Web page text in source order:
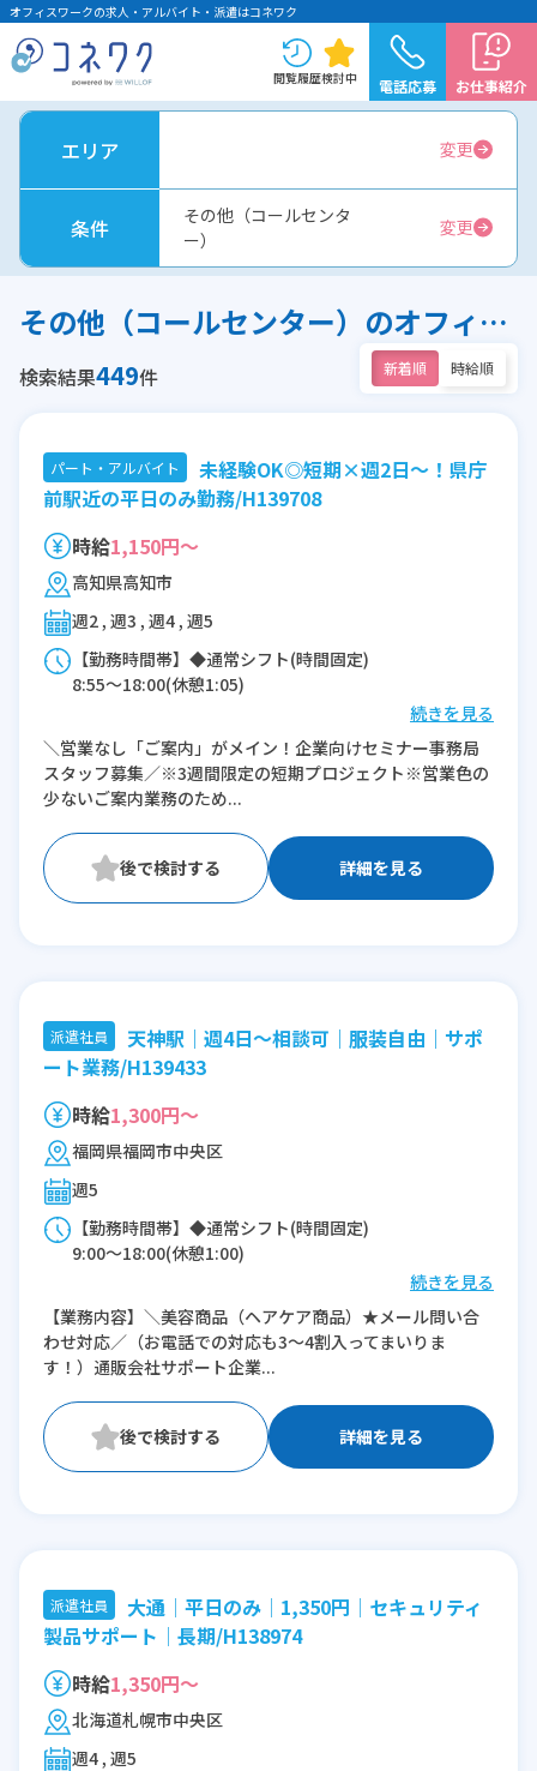
オフィスワークの求人・アルバイト・派遣はコネワク
閲覧履歴検討中 電話応募 お仕事紹介
エリア 変更
条件
その他（コールセンタ
ー）
変更
その他（コールセンター）のオフィスワーク求人
検索結果449件 新着順 時給順
パート・アルバイト
未経験OK◎短期×週2日～！県庁
前駅近の平日のみ勤務/H139708
時給1,150円～
高知県高知市
週2 , 週3 , 週4 , 週5
【勤務時間帯】◆通常シフト(時間固定)
8:55〜18:00(休憩1:05)
※残業：0〜5時間程度/月
続きを見る
＼営業なし「ご案内」がメイン！企業向けセミナー事務局
スタッフ募集／※3週間限定の短期プロジェクト※営業色の
少ないご案内業務のため...
詳細を見る
派遣社員
天神駅｜週4日～相談可｜服装自由｜サポ
ート業務/H139433
時給1,300円～
福岡県福岡市中央区
週5
【勤務時間帯】◆通常シフト(時間固定)
9:00〜18:00(休憩1:00)
続きを見る
【業務内容】＼美容商品（ヘアケア商品）★メール問い合
わせ対応／（お電話での対応も3～4割入ってまいりま
す！）通販会社サポート企業...
詳細を見る
派遣社員
大通│平日のみ│1,350円│セキュリティ
製品サポート│長期/H138974
時給1,350円～
北海道札幌市中央区
週4 , 週5